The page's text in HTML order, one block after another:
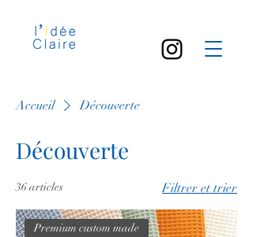
Accueil Découverte
Découverte
36 articles Filtrer et trier
Premium custom made